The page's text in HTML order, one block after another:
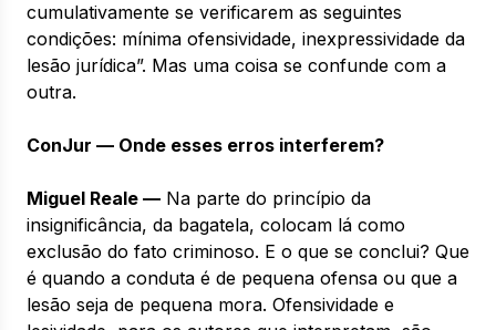
cumulativamente se verificarem as seguintes
condições: mínima ofensividade, inexpressividade da
lesão jurídica”. Mas uma coisa se confunde com a
outra.
ConJur — Onde esses erros interferem?
Miguel Reale — Na parte do princípio da
insignificância, da bagatela, colocam lá como
exclusão do fato criminoso. E o que se conclui? Que
é quando a conduta é de pequena ofensa ou que a
lesão seja de pequena mora. Ofensividade e